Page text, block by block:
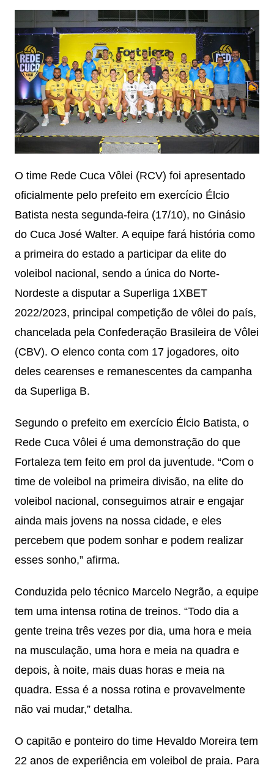
O time Rede Cuca Vôlei (RCV) foi apresentado
oficialmente pelo prefeito em exercício Élcio
Batista nesta segunda-feira (17/10), no Ginásio
do Cuca José Walter. A equipe fará história como
a primeira do estado a participar da elite do
voleibol nacional, sendo a única do Norte-
Nordeste a disputar a Superliga 1XBET
2022/2023, principal competição de vôlei do país,
chancelada pela Confederação Brasileira de Vôlei
(CBV). O elenco conta com 17 jogadores, oito
deles cearenses e remanescentes da campanha
da Superliga B.
Segundo o prefeito em exercício Élcio Batista, o
Rede Cuca Vôlei é uma demonstração do que
Fortaleza tem feito em prol da juventude. “Com o
time de voleibol na primeira divisão, na elite do
voleibol nacional, conseguimos atrair e engajar
ainda mais jovens na nossa cidade, e eles
percebem que podem sonhar e podem realizar
esses sonho,” afirma.
Conduzida pelo técnico Marcelo Negrão, a equipe
tem uma intensa rotina de treinos. “Todo dia a
gente treina três vezes por dia, uma hora e meia
na musculação, uma hora e meia na quadra e
depois, à noite, mais duas horas e meia na
quadra. Essa é a nossa rotina e provavelmente
não vai mudar,” detalha.
O capitão e ponteiro do time Hevaldo Moreira tem
22 anos de experiência em voleibol de praia. Para